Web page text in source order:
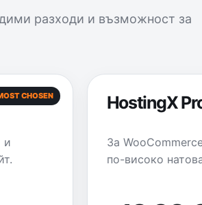
разходи и възможност за
CHOSEN
и
HostingX
За
по-високо